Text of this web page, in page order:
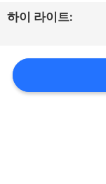
투
품
하이 라이트: